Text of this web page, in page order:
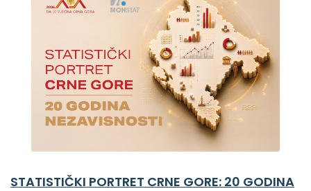
STATISTIČKI PORTRET CRNE GORE: 20 GODINA